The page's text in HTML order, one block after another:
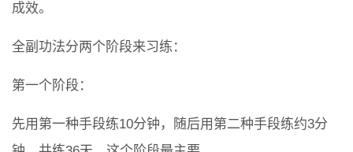
成效。
全副功法分两个阶段来习练：
第一个阶段：
先用第一种手段练10分钟，随后用第二种手段练约3分